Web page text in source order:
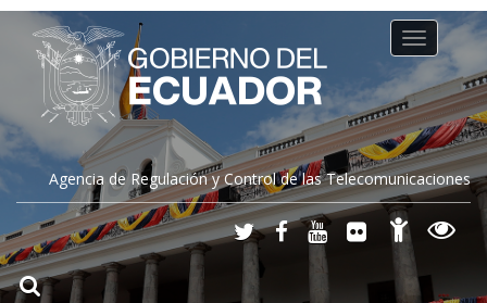
Agencia de Regulación y Control de las Telecomunicaciones
Toggle
navigation